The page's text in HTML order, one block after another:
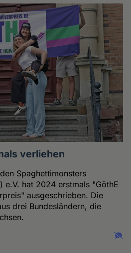
verliehen
Spaghettimonsters
e.V. hat 2024 erstmals "GöthE
ausgeschrieben. Die
drei Bundesländern, die